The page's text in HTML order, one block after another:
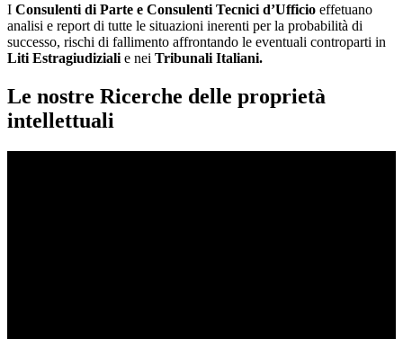
I Consulenti di Parte e Consulenti Tecnici d’Ufficio effetuano
analisi e report di tutte le situazioni inerenti per la probabilità di
successo, rischi di fallimento affrontando le eventuali controparti in
Liti Estragiudiziali e nei Tribunali Italiani.
Le nostre Ricerche delle proprietà
intellettuali